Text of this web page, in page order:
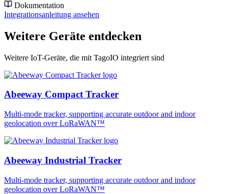
Dokumentation
Integrationsanleitung ansehen
Weitere Geräte entdecken
Weitere IoT-Geräte, die mit TagoIO integriert sind
Abeeway Compact Tracker
Multi-mode tracker, supporting accurate outdoor and indoor
geolocation over LoRaWAN™
Abeeway Industrial Tracker
Multi-mode tracker, supporting accurate outdoor and indoor
geolocation over LoRaWAN™